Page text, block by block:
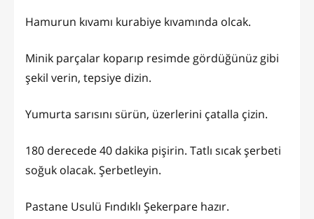
Hamurun kıvamı kurabiye kıvamında olcak.
Minik parçalar koparıp resimde gördüğünüz gibi
şekil verin, tepsiye dizin.
Yumurta sarısını sürün, üzerlerini çatalla çizin.
180 derecede 40 dakika pişirin. Tatlı sıcak şerbeti
soğuk olacak. Şerbetleyin.
Pastane Usulü Fındıklı Şekerpare hazır.